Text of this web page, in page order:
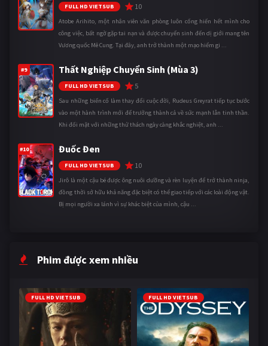
FULL HD VIETSUB 10
Atobe Arihito, một nhân viên văn phòng luôn cống hiến hết mình cho
công việc, bất ngờ gặp tai nạn và được chuyển sinh đến dị giới mang tên
Vương quốc Mê Cung. Tại đây, anh trở thành một mạo hiểm gi ...
#9 Thất Nghiệp Chuyển Sinh (Mùa 3)
FULL HD VIETSUB 5
Sau những biến cố làm thay đổi cuộc đời, Rudeus Greyrat tiếp tục bước
vào một hành trình mới để trưởng thành cả về sức mạnh lẫn tinh thần.
Khi đối mặt với những thử thách ngày càng khắc nghiệt, anh ...
#10 Đuốc Đen
FULL HD VIETSUB 10
Jirô là một cậu bé được ông nuôi dưỡng và rèn luyện để trở thành ninja,
đồng thời sở hữu khả năng đặc biệt có thể giao tiếp với các loài động vật.
Bị mọi người xa lánh vì sự khác biệt của mình, cậu ...
Phim được xem nhiều
FULL HD VIETSUB FULL HD VIETSUB